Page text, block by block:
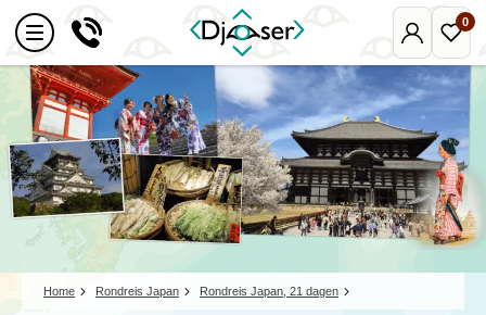
Mijn
Djoser
0
Home Rondreis Japan Rondreis Japan, 21 dagen